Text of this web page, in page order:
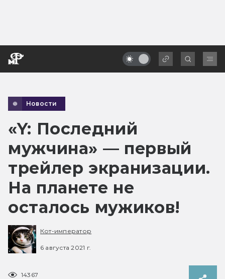
Новости
«Y: Последний
мужчина» — первый
трейлер экранизации.
На планете не
осталось мужиков!
Кот-император
6 августа 2021 г.
14367